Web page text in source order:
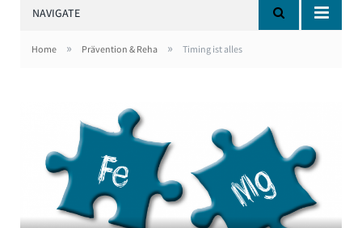
NAVIGATE
Home » Prävention & Reha » Timing ist alles